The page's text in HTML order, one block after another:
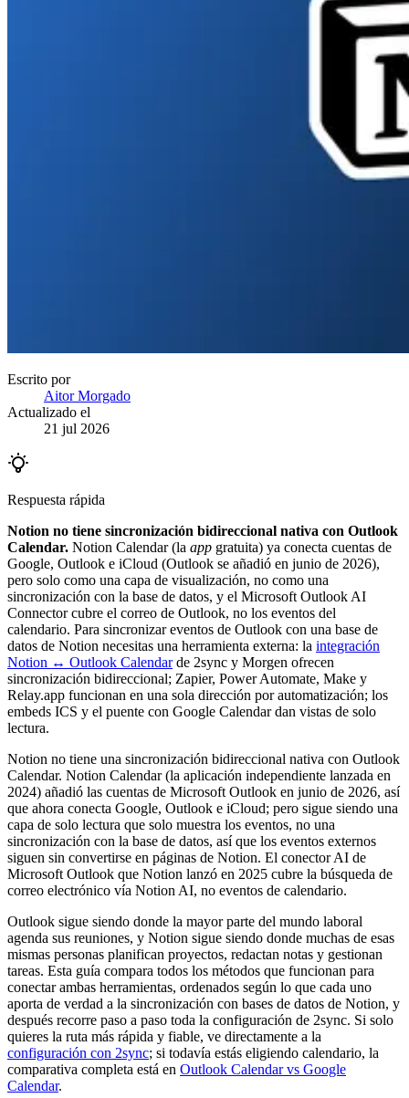
Escrito por
Aitor Morgado
Actualizado el
21 jul 2026
Respuesta rápida
Notion no tiene sincronización bidireccional nativa con Outlook
Calendar. Notion Calendar (la app gratuita) ya conecta cuentas de
Google, Outlook e iCloud (Outlook se añadió en junio de 2026),
pero solo como una capa de visualización, no como una
sincronización con la base de datos, y el Microsoft Outlook AI
Connector cubre el correo de Outlook, no los eventos del
calendario. Para sincronizar eventos de Outlook con una base de
datos de Notion necesitas una herramienta externa: la integración
Notion ↔ Outlook Calendarde 2sync y Morgen ofrecen
sincronización bidireccional; Zapier, Power Automate, Make y
Relay.app funcionan en una sola dirección por automatización; los
embeds ICS y el puente con Google Calendar dan vistas de solo
lectura.
Notion no tiene una sincronización bidireccional nativa con Outlook
Calendar. Notion Calendar (la aplicación independiente lanzada en
2024) añadió las cuentas de Microsoft Outlook en junio de 2026, así
que ahora conecta Google, Outlook e iCloud; pero sigue siendo una
capa de solo lectura que solo muestra los eventos, no una
sincronización con la base de datos, así que los eventos externos
siguen sin convertirse en páginas de Notion. El conector AI de
Microsoft Outlook que Notion lanzó en 2025 cubre la búsqueda de
correo electrónico vía Notion AI, no eventos de calendario.
Outlook sigue siendo donde la mayor parte del mundo laboral
agenda sus reuniones, y Notion sigue siendo donde muchas de esas
mismas personas planifican proyectos, redactan notas y gestionan
tareas. Esta guía compara todos los métodos que funcionan para
conectar ambas herramientas, ordenados según lo que cada uno
aporta de verdad a la sincronización con bases de datos de Notion, y
después recorre paso a paso toda la configuración de 2sync. Si solo
quieres la ruta más rápida y fiable, ve directamente a la
configuración con 2sync; si todavía estás eligiendo calendario, la
comparativa completa está en Outlook Calendar vs Google
Calendar.